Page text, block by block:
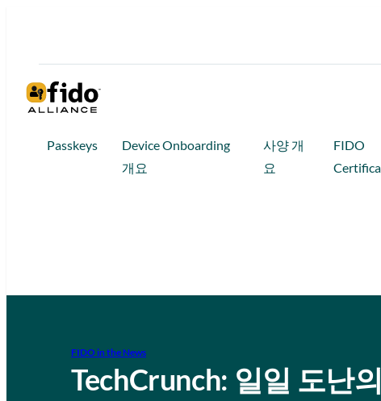
Passkeys
Device Onboarding
개요
사양 개
요
FIDO
FIDO in the News
TechCrunch: 일일 도난